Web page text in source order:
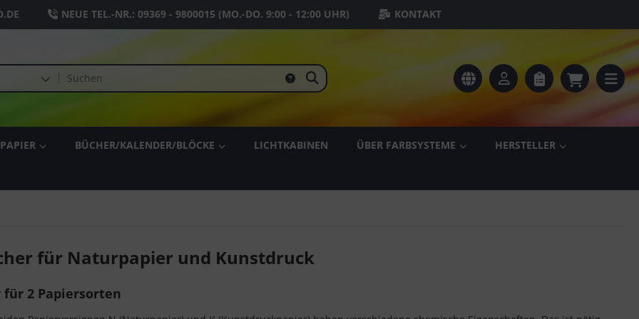
NEUE TEL.-NR.: 09369 - 9800015 (MO.-DO. 9:00 - 12:00 UHR) KONTAKT
BÜCHER/KALENDER/BLÖCKE LICHTKABINEN
ÜBER FARBSYSTEME
HERSTELLER
für Naturpapier und Kunstdruck
für 2 Papiersorten